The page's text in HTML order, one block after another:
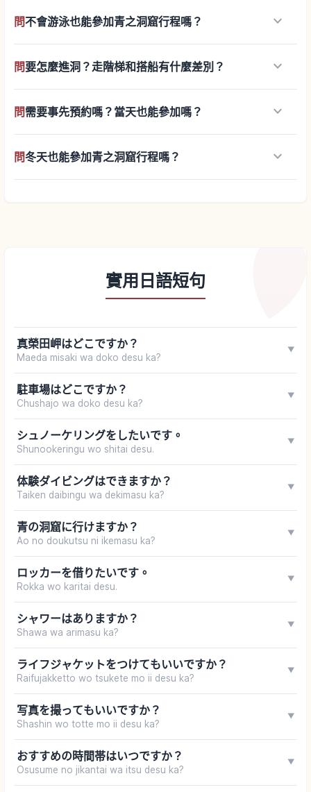
問不會游泳也能參加青之洞窟行程嗎？ keyboard_arrow_down
問要怎麼進洞？走階梯和搭船有什麼差別？ keyboard_arrow_down
問需要事先預約嗎？當天也能參加嗎？ keyboard_arrow_down
問冬天也能參加青之洞窟行程嗎？ keyboard_arrow_down
實用日語短句
真榮田岬はどこですか？
Maeda misaki wa doko desu ka?
▼
駐車場はどこですか？
Chushajo wa doko desu ka?
▼
シュノーケリングをしたいです。
Shunookeringu wo shitai desu.
▼
体験ダイビングはできますか？
Taiken daibingu wa dekimasu ka?
▼
青の洞窟に行けますか？
Ao no doukutsu ni ikemasu ka?
▼
ロッカーを借りたいです。
Rokka wo karitai desu.
▼
シャワーはありますか？
Shawa wa arimasu ka?
▼
ライフジャケットをつけてもいいですか？
Raifujakketto wo tsukete mo ii desu ka?
▼
写真を撮ってもいいですか？
Shashin wo totte mo ii desu ka?
▼
おすすめの時間帯はいつですか？
Osusume no jikantai wa itsu desu ka?
▼